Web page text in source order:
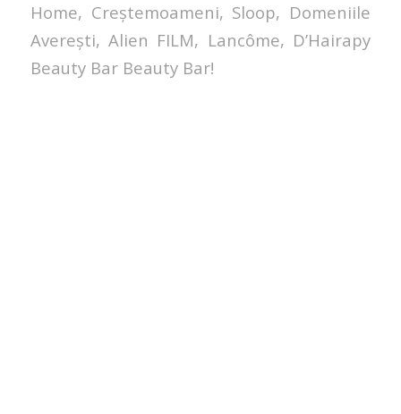
Home, Creștemoameni, Sloop, Domeniile
Averești, Alien FILM, Lancôme, D’Hairapy
Beauty Bar Beauty Bar!